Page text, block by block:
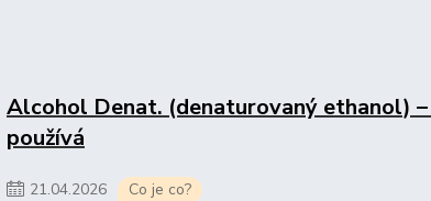
Alcohol Denat. (denaturovaný ethanol) –
používá
21.04.2026 Co je co?